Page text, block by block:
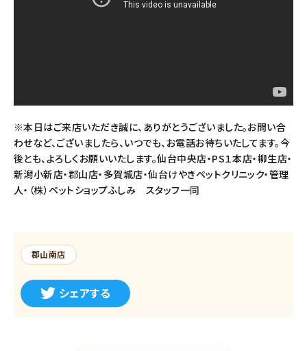
※本日はご来店いただき誠に、ありがとうございました。お問い合
わせなど、ございましたら、いつでも、お電話お待ちいたしてます。今
後とも、よろしくお願いいたします。仙台中央店・PS１本店・柳生店・
新潟小新店・郡山店・多賀城店・仙台けやきペットクリニック・管理
人・（株）ペットショップふしみ スタッフ一同
郡山南店
シェアする